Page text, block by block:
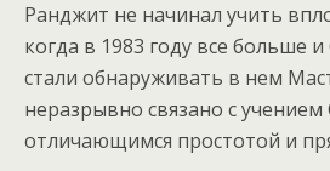
Ранджит не начинал учить
когда в 1983 году все больше
стали обнаруживать в нем
неразрывно связано с
отличающимся простотой и